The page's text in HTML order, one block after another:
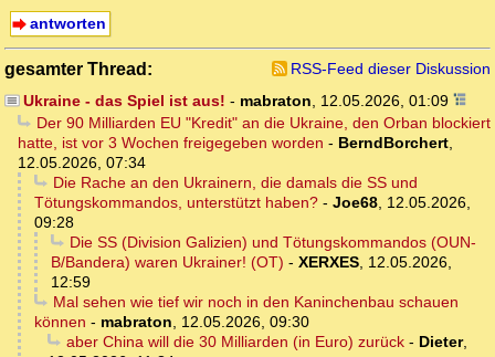
antworten
gesamter Thread:
RSS-Feed dieser Diskussion
Ukraine - das Spiel ist aus! - mabraton, 12.05.2026, 01:09
Der 90 Milliarden EU "Kredit" an die Ukraine, den Orban blockiert
hatte, ist vor 3 Wochen freigegeben worden - BerndBorchert,
12.05.2026, 07:34
Die Rache an den Ukrainern, die damals die SS und
Tötungskommandos, unterstützt haben? - Joe68, 12.05.2026,
09:28
Die SS (Division Galizien) und Tötungskommandos (OUN-
B/Bandera) waren Ukrainer! (OT) - XERXES, 12.05.2026,
12:59
Mal sehen wie tief wir noch in den Kaninchenbau schauen
können - mabraton, 12.05.2026, 09:30
aber China will die 30 Milliarden (in Euro) zurück- Dieter,